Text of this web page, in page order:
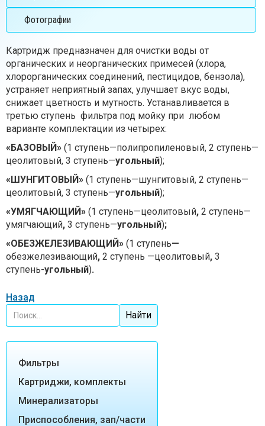
Фотографии
Картридж предназначен для очистки воды от
органических и неорганических примесей (хлора,
хлорорганических соединений, пестицидов, бензола),
устраняет неприятный запах, улучшает вкус воды,
снижает цветность и мутность. Устанавливается в
третью ступень фильтра под мойку при любом
варианте комплектации из четырех:
«БАЗОВЫЙ» (1 ступень—полипропиленовый, 2 ступень—
цеолитовый, 3 ступень—угольный);
«ШУНГИТОВЫЙ» (1 ступень—шунгитовый, 2 ступень—
цеолитовый, 3 ступень—угольный);
«УМЯГЧАЮЩИЙ» (1 ступень—цеолитовый, 2 ступень—
умягчающий, 3 ступень—угольный);
«ОБЕЗЖЕЛЕЗИВАЮЩИЙ» (1 ступень—
обезжелезивающий, 2 ступень —цеолитовый, 3
ступень-угольный).
Назад
Фильтры
Картриджи, комплекты
Минерализаторы
Приспособления, зап/части